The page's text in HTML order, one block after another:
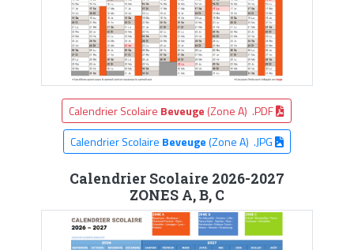
Calendrier Scolaire Beveuge (Zone A) .PDF
Calendrier Scolaire Beveuge(Zone A) .JPG
Calendrier Scolaire 2026-2027
ZONES A, B, C